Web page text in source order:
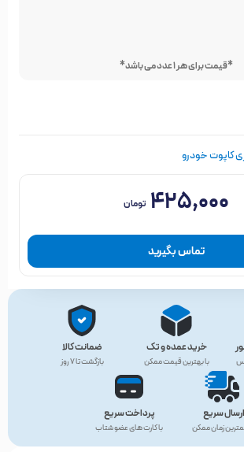
*قیمت برای هر 1 عدد می باشد*
کاپوت خودرو
۴۲۵,۰۰۰ تومان
تماس بگیرید
خرید عمده و تک
با بهترین قیمت ممکن
ضمانت کالا
بازگشت تا ۷ روز
ارسال سریع
زمان ممکن
پرداخت سریع
با کارت های عضو شتاب